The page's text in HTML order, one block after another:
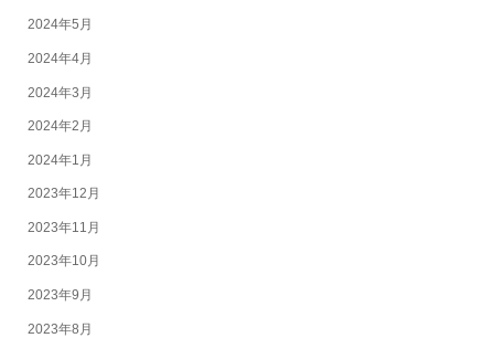
2024年5月
2024年4月
2024年3月
2024年2月
2024年1月
2023年12月
2023年11月
2023年10月
2023年9月
2023年8月